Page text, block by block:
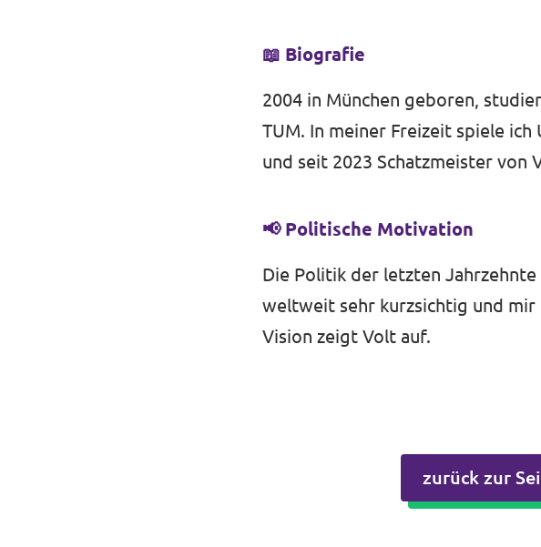
📖 Biografie
2004 in München geboren,
TUM. In meiner Freizeit spiele
und seit 2023 Schatzmeister von
📢 Politische Motivation
Die Politik der letzten
weltweit sehr kurzsichtig und
Vision zeigt Volt auf.
zurück zur